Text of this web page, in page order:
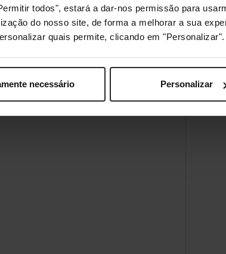
todos", estará a dar-nos permissão para
do nosso site, de forma a melhorar a sua
quais permite, clicando em "Personalizar".
necessário Personalizar